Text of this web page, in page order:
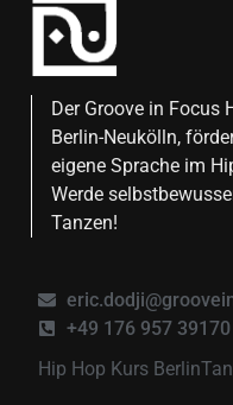
Der Groove in Focus
Berlin-Neukölln,
eigene Sprache im
Werde
Tanzen!
+49 176 957 39170
Hip Hop Kurs Berlin